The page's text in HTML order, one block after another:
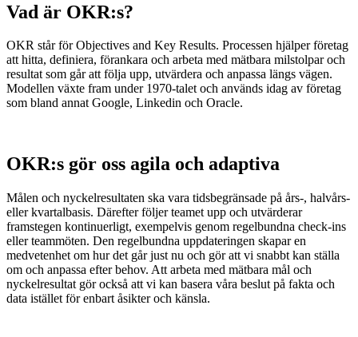
Vad är OKR:s?
OKR står för Objectives and Key Results. Processen hjälper företag
att hitta, definiera, förankara och arbeta med mätbara milstolpar och
resultat som går att följa upp, utvärdera och anpassa längs vägen.
Modellen växte fram under 1970-talet och används idag av företag
som bland annat Google, Linkedin och Oracle.
OKR:s gör oss agila och adaptiva
Målen och nyckelresultaten ska vara tidsbegränsade på års-, halvårs-
eller kvartalbasis. Därefter följer teamet upp och utvärderar
framstegen kontinuerligt, exempelvis genom regelbundna check-ins
eller teammöten. Den regelbundna uppdateringen skapar en
medvetenhet om hur det går just nu och gör att vi snabbt kan ställa
om och anpassa efter behov. Att arbeta med mätbara mål och
nyckelresultat gör också att vi kan basera våra beslut på fakta och
data istället för enbart åsikter och känsla.